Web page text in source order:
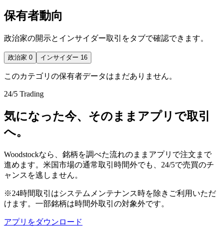
保有者動向
政治家の開示とインサイダー取引をタブで確認できます。
政治家 0 インサイダー 16
このカテゴリの保有者データはまだありません。
24/5 Trading
気になった今、そのままアプリで取引
へ。
Woodstockなら、銘柄を調べた流れのままアプリで注文まで
進めます。米国市場の通常取引時間外でも、24/5で売買のチ
ャンスを逃しません。
※24時間取引はシステムメンテナンス時を除きご利用いただ
けます。一部銘柄は時間外取引の対象外です。
アプリをダウンロード